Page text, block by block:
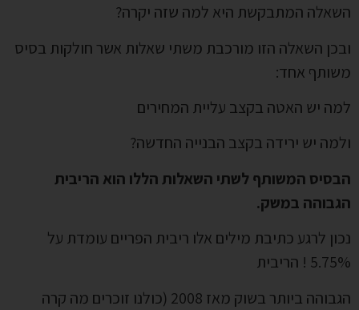
השאלה המתבקשת היא למה שזה יקרה?
ובכן השאלה הזו מורכבת משתי שאלות אשר חולקות בסיס
משותף אחד:
למה יש האטה בקצב עליית המחירים
ולמה יש ירידה בקצב הבנייה החדשה?
הבסיס המשותף לשתי השאלות הללו הוא הריבית
הגבוהה במשק.
נכון לרגע כתיבת מילים אלו ריבית הפריים עומדת על
5.75% ! הריבית
הגבוהה ביותר בשוק מאז 2008 (כולנו זוכרים מה קרה